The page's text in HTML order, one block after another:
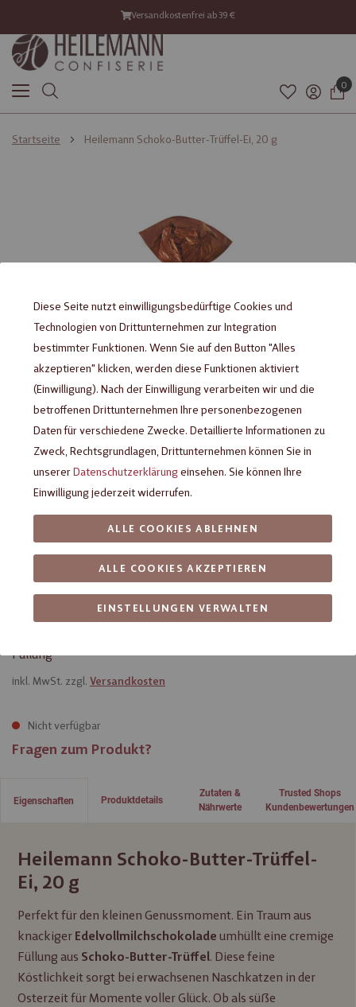
Versandkostenfrei ab 39 €
0
Startseite Heilemann Schoko-Butter-Trüffel-Ei, 20 g
Heilemann Schoko-Butter-
Trüffel-Ei, 20 g
Füllung
inkl. MwSt. zzgl. Versandkosten
Nicht verfügbar
Fragen zum Produkt?
Eigenschaften
Heilemann Schoko-Butter-Trüffel-
Ei, 20 g
Perfekt für den kleinen Genussmoment. Ein Traum aus
knackiger Edelvollmilchschokolade umhüllt eine cremige
Füllung aus Schoko-Butter-Trüffel. Diese feine
Köstlichkeit sorgt bei erwachsenen Naschkatzen in der
Osterzeit für Momente voller Glück. Ob als süße
Produktdetails
Zutaten &
Nährwerte
Trusted Shops
Kundenbewertungen
Diese Seite nutzt einwilligungsbedürftige Cookies und
Technologien von Drittunternehmen zur Integration
bestimmter Funktionen. Wenn Sie auf den Button "Alles
akzeptieren" klicken, werden diese Funktionen aktiviert
(Einwilligung). Nach der Einwilligung verarbeiten wir und die
betroffenen Drittunternehmen Ihre personenbezogenen
Daten für verschiedene Zwecke. Detaillierte Informationen zu
Zweck, Rechtsgrundlagen, Drittunternehmen können Sie in
unsererDatenschutzerklärungeinsehen. Sie können Ihre
Einwilligung jederzeit widerrufen.
EINSTELLUNGEN VERWALTEN
ALLE COOKIES AKZEPTIEREN
ALLE COOKIES ABLEHNEN